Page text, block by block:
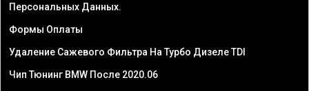
Персональных Данных.
Формы Оплаты
Удаление Сажевого Фильтра На Турбо Дизеле TDI
Чип Тюнинг BMW После 2020.06